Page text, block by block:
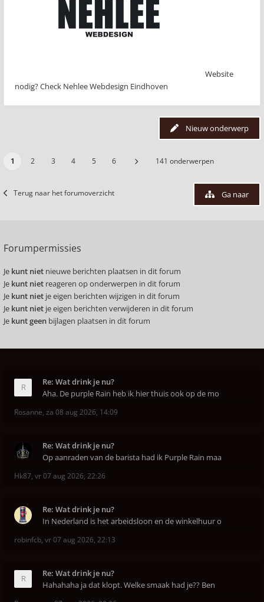
Website
nodig? Check Nehlee Webdesign Eindhoven
Nieuw onderwerp
1 2 3 4 5 6 141 onderwerpen
Terug naar het forumoverzicht Ga naar
Forumpermissies
Je kunt niet nieuwe berichten plaatsen in dit forum
Je kunt niet reageren op onderwerpen in dit forum
Je kunt niet je eigen berichten wijzigen in dit forum
Je kunt niet je eigen berichten verwijderen in dit forum
Je kunt geen bijlagen plaatsen in dit forum
Re: Wat drink je nu?
Aha. De purple Rain heb ik hier thuis ook op de mo
Rosanne, za 08 aug 2026, 14:09
Re: Wat drink je nu?
Op aanraden van de barista had ik Purple Rain maa
Hk87, vr 07 aug 2026, 22:26
Re: Wat drink je nu?
In Nederland is het arbeidsloon en de winkelhuur o
robinfcb, vr 07 aug 2026, 22:13
Re: Wat drink je nu?
Hahahaha ja dat klopt. Welke smaak had je?? Ben